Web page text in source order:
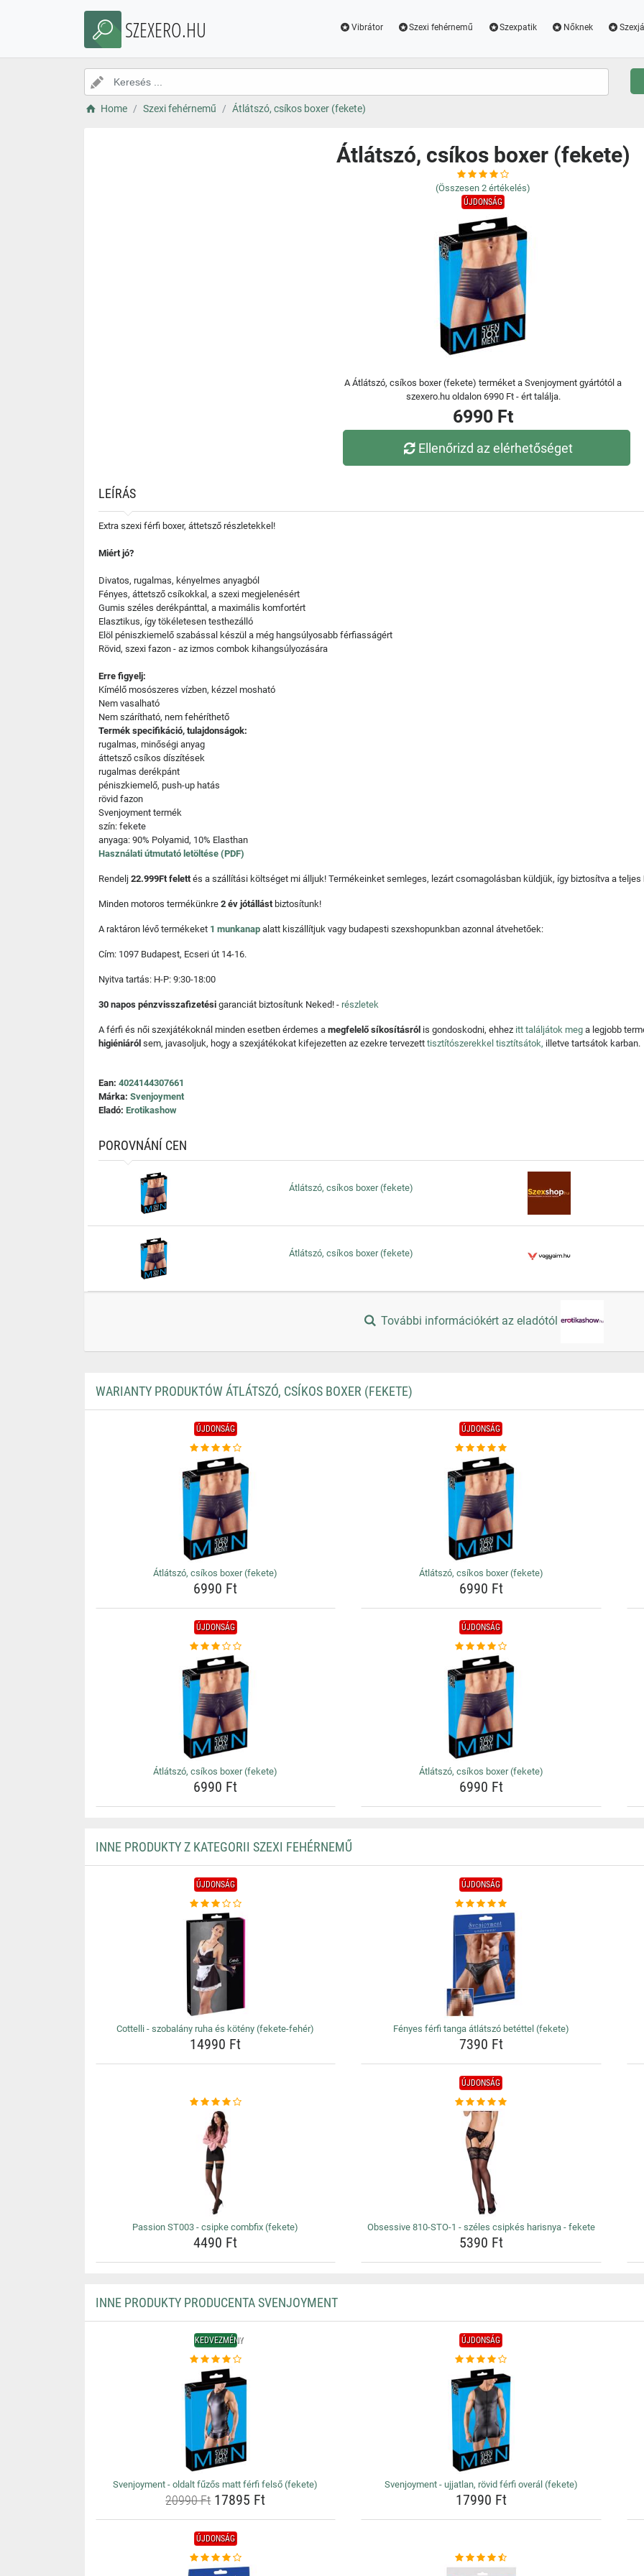
SZEXERO.HU Vibrátor Szexi fehérnemű Szexpatik Nőknek
Home Szexi fehérnemű Átlátszó, csíkos boxer (fekete)
Átlátszó, csíkos boxer (fekete)
(Összesen 2 értékelés)
ÚJDONSÁG
A Átlátszó, csíkos boxer (fekete) terméket a Svenjoyment gyártótól a
szexero.hu oldalon 6990 Ft - ért találja.
6990 Ft
Ellenőrizd az elérhetőséget
LEÍRÁS
Extra szexi férfi boxer, áttetsző részletekkel!
Miért jó?
Divatos, rugalmas, kényelmes anyagból
Fényes, áttetsző csíkokkal, a szexi megjelenésért
Gumis széles derékpánttal, a maximális komfortért
Elasztikus, így tökéletesen testhezálló
Elöl péniszkiemelő szabással készül a még hangsúlyosabb férfiasságért
Rövid, szexi fazon - az izmos combok kihangsúlyozására
Erre figyelj:
Kímélő mosószeres vízben, kézzel mosható
Nem vasalható
Nem szárítható, nem fehéríthető
Termék specifikáció, tulajdonságok:
rugalmas, minőségi anyag
áttetsző csíkos díszítések
rugalmas derékpánt
péniszkiemelő, push-up hatás
rövid fazon
Svenjoyment termék
szín: fekete
anyaga: 90% Polyamid, 10% Elasthan
Használati útmutató letöltése (PDF)
Rendelj 22.999Ft felettés a szállítási költséget mi álljuk! Termékeinket semleges, lezárt csomagolásban küldjük, így biztosítva a teljes
Minden motoros termékünkre 2 év jótállást biztosítunk!
A raktáron lévő termékeket 1 munkanap alatt kiszállítjuk vagy budapesti szexshopunkban azonnal átvehetőek:
Cím: 1097 Budapest, Ecseri út 14-16.
Nyitva tartás: H-P: 9:30-18:00
30 napos pénzvisszafizetési garanciát biztosítunk Neked! - részletek
A férfi és női szexjátékoknál minden esetben érdemes a megfelelő síkosításról is gondoskodni, ehhez itt találjátok meg a legjobb
higiéniáról sem, javasoljuk, hogy a szexjátékokat kifejezetten az ezekre tervezett tisztítószerekkel tisztítsátok, illetve tartsátok karban.
Ean: 4024144307661
Márka: Svenjoyment
Eladó: Erotikashow
POROVNÁNÍ CEN
Átlátszó, csíkos boxer (fekete)
Átlátszó, csíkos boxer (fekete)
További információkért az eladótól
WARIANTY PRODUKTÓW ÁTLÁTSZÓ, CSÍKOS BOXER (FEKETE)
ÚJDONSÁG
Átlátszó, csíkos boxer (fekete)
6990 Ft
ÚJDONSÁG
Átlátszó, csíkos boxer (fekete)
6990 Ft
ÚJDONSÁG
Átlátszó, csíkos boxer (fekete)
6990 Ft
ÚJDONSÁG
Átlátszó, csíkos boxer (fekete)
6990 Ft
INNE PRODUKTY Z KATEGORII SZEXI FEHÉRNEMŰ
ÚJDONSÁG
Cottelli - szobalány ruha és kötény (fekete-fehér)
14990 Ft
ÚJDONSÁG
Fényes férfi tanga átlátszó betéttel (fekete)
7390 Ft
Passion ST003 - csipke combfix (fekete)
4490 Ft
ÚJDONSÁG
Obsessive 810-STO-1 - széles csipkés harisnya - fekete
5390 Ft
INNE PRODUKTY PRODUCENTA SVENJOYMENT
KEDVEZMÉNY
Svenjoyment - oldalt fűzős matt férfi felső (fekete)
20990 Ft17895 Ft
ÚJDONSÁG
Svenjoyment - ujjatlan, rövid férfi overál (fekete)
17990 Ft
ÚJDONSÁG